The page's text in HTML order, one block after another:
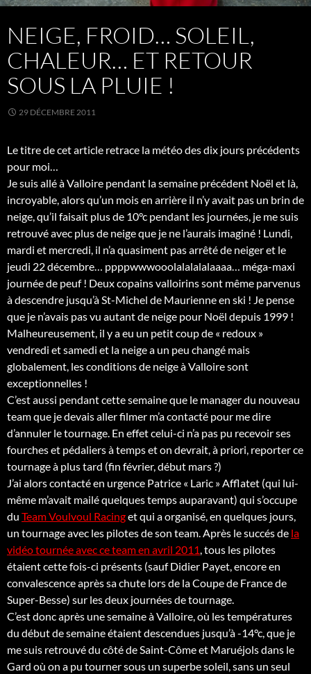
NEIGE, FROID… SOLEIL,
CHALEUR… ET RETOUR
SOUS LA PLUIE !
29 DÉCEMBRE 2011
Le titre de cet article retrace la météo des dix jours précédents
pour moi…
Je suis allé à Valloire pendant la semaine précédent Noël et là,
incroyable, alors qu’un mois en arrière il n’y avait pas un brin de
neige, qu’il faisait plus de 10°c pendant les journées, je me suis
retrouvé avec plus de neige que je ne l’aurais imaginé ! Lundi,
mardi et mercredi, il n’a quasiment pas arrêté de neiger et le
jeudi 22 décembre… ppppwwwooolalalalalaaaa… méga-maxi
journée de peuf ! Deux copains valloirins sont même parvenus
à descendre jusqu’à St-Michel de Maurienne en ski ! Je pense
que je n’avais pas vu autant de neige pour Noël depuis 1999 !
Malheureusement, il y a eu un petit coup de « redoux »
vendredi et samedi et la neige a un peu changé mais
globalement, les conditions de neige à Valloire sont
exceptionnelles !
C’est aussi pendant cette semaine que le manager du nouveau
team que je devais aller filmer m’a contacté pour me dire
d’annuler le tournage. En effet celui-ci n’a pas pu recevoir ses
fourches et pédaliers à temps et on devrait, à priori, reporter ce
tournage à plus tard (fin février, début mars ?)
J’ai alors contacté en urgence Patrice « Laric » Afflatet (qui lui-
même m’avait mailé quelques temps auparavant) qui s’occupe
du Team Voulvoul Racinget qui a organisé, en quelques jours,
un tournage avec les pilotes de son team. Après le succés de la
vidéo tournée avec ce team en avril 2011, tous les pilotes
étaient cette fois-ci présents (sauf Didier Payet, encore en
convalescence après sa chute lors de la Coupe de France de
Super-Besse) sur les deux journées de tournage.
C’est donc après une semaine à Valloire, où les températures
du début de semaine étaient descendues jusqu’à -14°c, que je
me suis retrouvé du côté de Saint-Côme et Maruéjols dans le
Gard où on a pu tourner sous un superbe soleil, sans un seul